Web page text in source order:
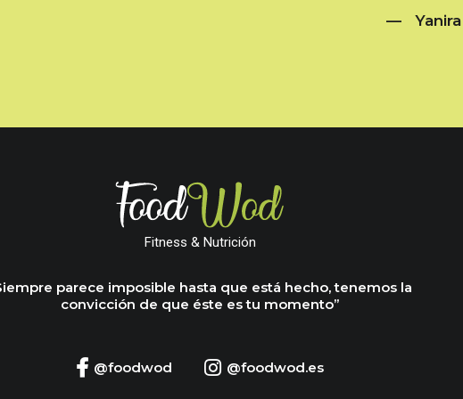
— Yanira
Fitness & Nutrición
parece imposible hasta que está hecho, tenemos la
convicción de que éste es tu momento”
@foodwod @foodwod.es